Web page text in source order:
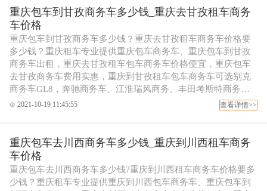
重庆包车到甘孜商务车多少钱_重庆去甘孜租车商务
车价格
重庆包车到甘孜商务车多少钱？重庆去甘孜租车商务车价格要
多少钱？重庆租车专业提供重庆包车商务车、重庆包车到甘孜
商务车出租，重庆去甘孜租车包车商务车价格便宜，重庆包车
去甘孜商务车费用实惠，重庆到甘孜租车包车商务车可选别克
商务车GL8，奔驰商务车、江淮瑞风商务、丰田考斯特商务包
车等，可配专职代驾司机，欢迎拨打重庆租车电话订车！
2021-10-19 11:45:55 查看详情>>
重庆包车去川西商务车多少钱_重庆到川西租车商务
车价格
重庆包车去川西商务车多少钱?重庆到川西租车商务车价格要多
少钱？重庆租车专业提供重庆到川西包车商务车、重庆包车到